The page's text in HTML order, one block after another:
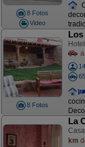
8 Fotos
Video
8 Fotos
a
La
km